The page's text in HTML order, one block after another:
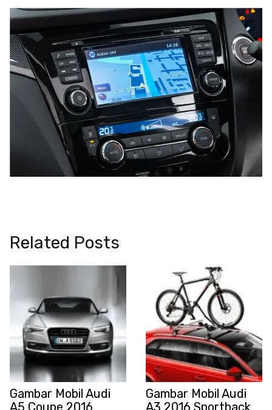
Related Posts
Gambar Mobil Audi
A5 Coupe 2016
Gambar Mobil Audi
A3 2016 Sportback